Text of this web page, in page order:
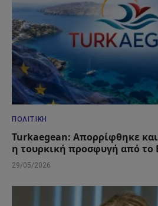
ΠΟΛΙΤΙΚΉ
Turkaegean: Απορρίφθηκε
η τουρκική προσφυγή από το
29/05/2026